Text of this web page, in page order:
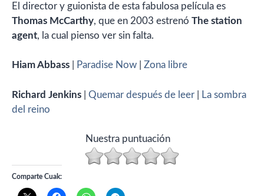
El director y guionista de esta fabulosa película es
Thomas McCarthy, que en 2003 estrenó The station
agent, la cual pienso ver sin falta.
Hiam Abbass Paradise Now Zona libre
Richard Jenkins Quemar después de leer
La sombra
del reino
Nuestra puntuación
Comparte Cuak: